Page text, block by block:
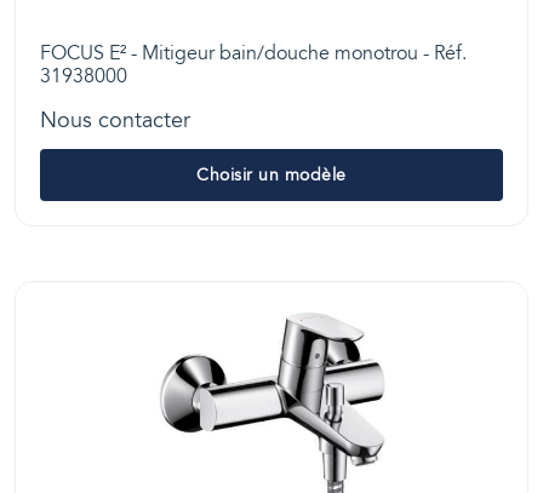
FOCUS E² - Mitigeur bain/douche monotrou - Réf.
31938000
Nous contacter
Choisir un modèle